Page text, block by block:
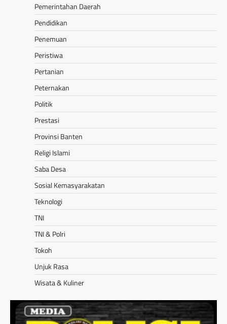
Pemerintahan Daerah
Pendidikan
Penemuan
Peristiwa
Pertanian
Peternakan
Politik
Prestasi
Provinsi Banten
Religi Islami
Saba Desa
Sosial Kemasyarakatan
Teknologi
TNI
TNI & Polri
Tokoh
Unjuk Rasa
Wisata & Kuliner